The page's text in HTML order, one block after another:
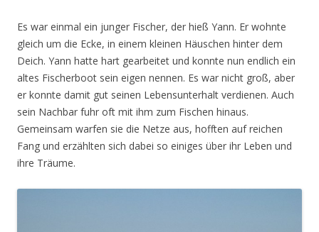
Es war einmal ein junger Fischer, der hieß Yann. Er wohnte
gleich um die Ecke, in einem kleinen Häuschen hinter dem
Deich. Yann hatte hart gearbeitet und konnte nun endlich ein
altes Fischerboot sein eigen nennen. Es war nicht groß, aber
er konnte damit gut seinen Lebensunterhalt verdienen. Auch
sein Nachbar fuhr oft mit ihm zum Fischen hinaus.
Gemeinsam warfen sie die Netze aus, hofften auf reichen
Fang und erzählten sich dabei so einiges über ihr Leben und
ihre Träume.